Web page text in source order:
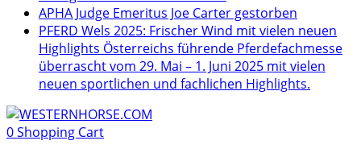
APHA Judge Emeritus Joe Carter gestorben
PFERD Wels 2025: Frischer Wind mit vielen neuen
Highlights Österreichs führende Pferdefachmesse
überrascht vom 29. Mai – 1. Juni 2025 mit vielen
neuen sportlichen und fachlichen Highlights.
0Shopping Cart